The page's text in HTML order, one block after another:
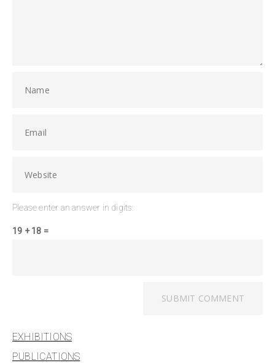
Please enter an answer in digits:
19 + 18 =
EXHIBITIONS
PUBLICATIONS